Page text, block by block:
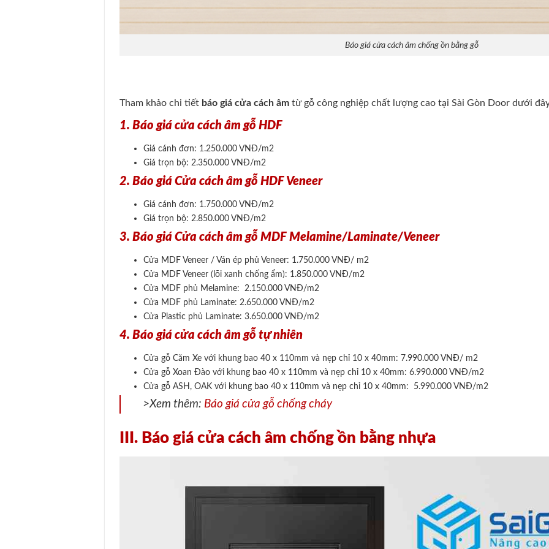
Báo giá cửa cách âm chống ồn bằng gỗ
Tham khảo chi tiết báo giá cửa cách âm từ gỗ công nghiệp chất lượng cao tại Sài Gòn Door dưới
1. Báo giá cửa cách âm gỗ HDF
Giá cánh đơn: 1.250.000 VNĐ/m2
Giá trọn bộ: 2.350.000 VNĐ/m2
2. Báo giá Cửa cách âm gỗ HDF Veneer
Giá cánh đơn: 1.750.000 VNĐ/m2
Giá trọn bộ: 2.850.000 VNĐ/m2
3. Báo giá Cửa cách âm gỗ MDF Melamine/Laminate/Veneer
Cửa MDF Veneer / Ván ép phủ Veneer: 1.750.000 VNĐ/ m2
Cửa MDF Veneer (lõi xanh chống ẩm): 1.850.000 VNĐ/m2
Cửa MDF phủ Melamine: 2.150.000 VNĐ/m2
Cửa MDF phủ Laminate: 2.650.000 VNĐ/m2
Cửa Plastic phủ Laminate: 3.650.000 VNĐ/m2
4. Báo giá cửa cách âm gỗ tự nhiên
Cửa gỗ Căm Xe với khung bao 40 x 110mm và nẹp chỉ 10 x 40mm: 7.990.000 VNĐ/ m2
Cửa gỗ Xoan Đào với khung bao 40 x 110mm và nẹp chỉ 10 x 40mm: 6.990.000 VNĐ/m2
Cửa gỗ ASH, OAK với khung bao 40 x 110mm và nẹp chỉ 10 x 40mm: 5.990.000 VNĐ/m2
>Xem thêm: Báo giá cửa gỗ chống cháy
III. Báo giá cửa cách âm chống ồn bằng nhựa